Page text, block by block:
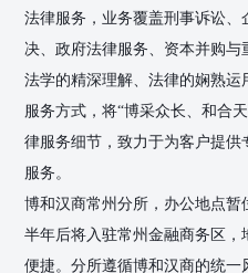
法律服务，业务覆盖刑事诉讼
决、政府法律服务、资本并购
法学的精深理解、法律的娴熟
服务方式，将“博采众长、和合
律服务细节，致力于为客户提
服务。
博和汉商常州分所，办公地点暂
半年后将入驻常州金融商务区
便捷。分所遵循博和汉商的统一